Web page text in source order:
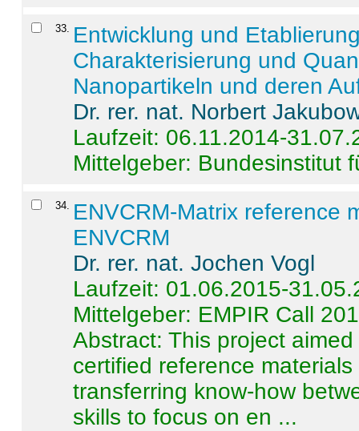
33. Entwicklung und
Charakterisierung und
Nanopartikeln und deren
Dr. rer. nat. Norbert
Laufzeit: 06.11.2014-
Mittelgeber: Bundesinstitut
34. ENVCRM-Matrix reference
ENVCRM
Dr. rer. nat. Jochen Vogl
Laufzeit: 01.06.2015-
Mittelgeber: EMPIR Call
Abstract:This project
certified reference
transferring know-how
skills to focus on en ...